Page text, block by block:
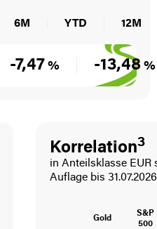
6M YTD 12M
-7,47 % -13,48 %
Korrelation3
in Anteilsklasse EUR
Auflage bis 31.07.2026
Gold
S&P
500